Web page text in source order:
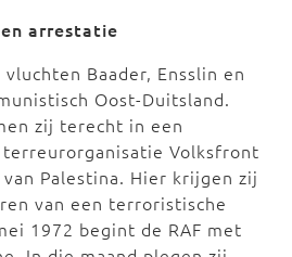
arrestatie
Baader, Ensslin en
Oost-Duitsland.
zij terecht in een
Volksfront
Palestina. Hier krijgen zij
van een terroristische
1972 begint de RAF met